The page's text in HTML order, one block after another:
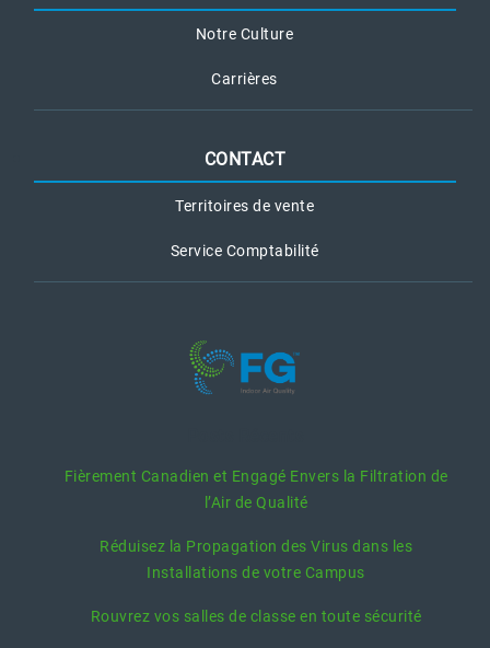
Notre Culture
Carrières
CONTACT
Territoires de vente
Service Comptabilité
Fièrement Canadien et Engagé Envers la Filtration de
l’Air de Qualité
Réduisez la Propagation des Virus dans les
Installations de votre Campus
Rouvrez vos salles de classe en toute sécurité